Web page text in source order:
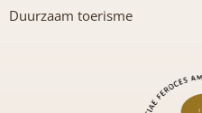
Duurzaam toerisme